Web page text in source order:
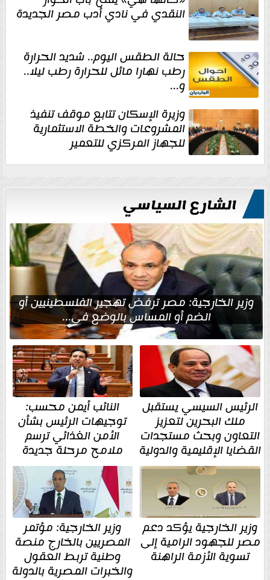
النقدي في نادي أدب مصر الجديدة
حالة الطقس اليوم.. شديد الحرارة
رطب نهارا مائل للحرارة رطب ليلا..
و...
وزيرة الإسكان تتابع موقف تنفيذ
المشروعات والخطة الاستثمارية
للجهاز المركزي للتعمير
الشارع السياسي
وزير الخارجية: مصر ترفض تهجير الفلسطينيين أو
الضم أو المساس بالوضع في...
الرئيس السيسي يستقبل
ملك البحرين لتعزيز
التعاون وبحث مستجدات
القضايا الإقليمية والدولية
النائب أيمن محسب:
توجيهات الرئيس بشأن
الأمن الغذائي ترسم
ملامح مرحلة جديدة
وزير الخارجية يؤكد دعم
مصر للجهود الرامية إلى
تسوية الأزمة الراهنة
وزير الخارجية: مؤتمر
المصريين بالخارج منصة
وطنية تربط العقول
والخبرات المصرية بالدولة